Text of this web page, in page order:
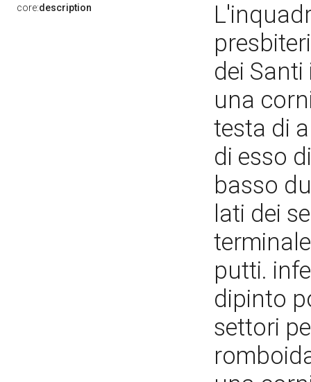
core:description
dei
una
testa di
di esso
basso
lati dei
putti.
dipinto
settori